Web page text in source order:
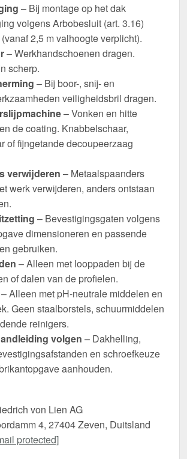
– Bij montage op het dak
volgens Arbobesluit (art. 3.16)
2,5 m valhoogte verplicht).
– Werkhandschoenen dragen.
scherp.
– Bij boor-, snij- en
veiligheidsbril dragen.
– Vonken en hitte
de coating. Knabbelschaar,
of fijngetande decoupeerzaag
verwijderen – Metaalspaanders
werk verwijderen, anders ontstaan
– Bevestigingsgaten volgens
dimensioneren en passende
gebruiken.
– Alleen met looppaden bij de
of dalen van de profielen.
– Alleen met pH-neutrale middelen en
Geen staalborstels, schuurmiddelen
reinigers.
volgen – Dakhelling,
en schroefkeuze
aanhouden.
von Lien AG
4, 27404 Zeven, Duitsland
protected]